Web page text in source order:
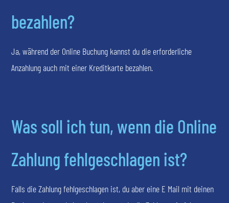
bezahlen?
Ja, während der Online Buchung kannst du die erforderliche
Anzahlung auch mit einer Kreditkarte bezahlen.
Was soll ich tun, wenn die Online
Zahlung fehlgeschlagen ist?
Falls die Zahlung fehlgeschlagen ist, du aber eine E Mail mit deinen